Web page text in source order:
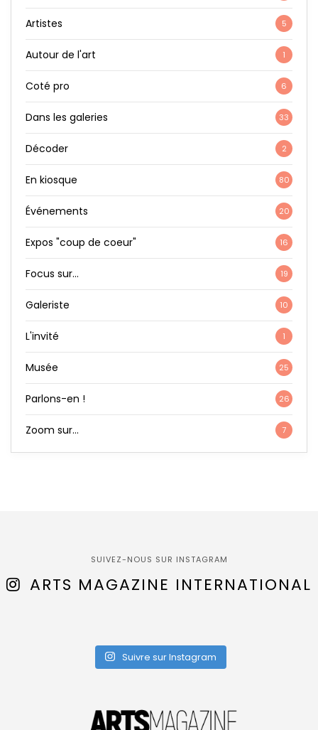
Artistes 5
Autour de l'art 1
Coté pro 6
Dans les galeries 33
Décoder 2
En kiosque 80
Événements 20
Expos "coup de coeur" 16
Focus sur… 19
Galeriste 10
L'invité 1
Musée 25
Parlons-en ! 26
Zoom sur… 7
SUIVEZ-NOUS SUR INSTAGRAM
ARTS MAGAZINE INTERNATIONAL
Suivre sur Instagram